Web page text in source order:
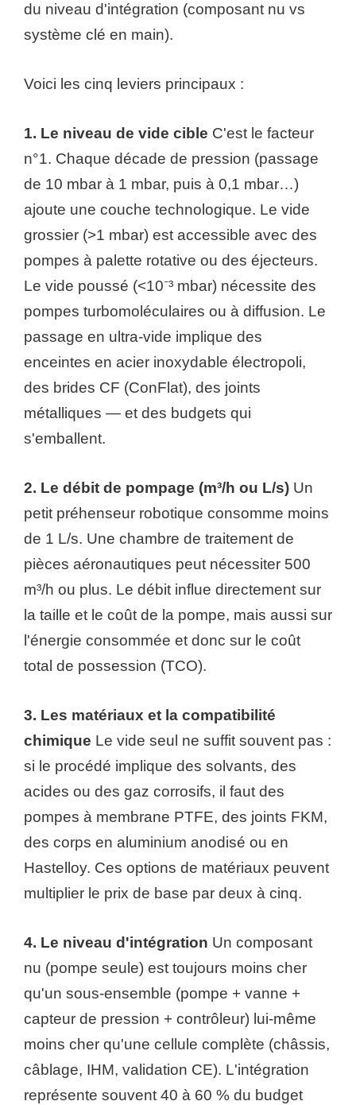
du niveau d'intégration (composant nu vs
système clé en main).
Voici les cinq leviers principaux :
1. Le niveau de vide cible C'est le facteur
n°1. Chaque décade de pression (passage
de 10 mbar à 1 mbar, puis à 0,1 mbar…)
ajoute une couche technologique. Le vide
grossier (>1 mbar) est accessible avec des
pompes à palette rotative ou des éjecteurs.
Le vide poussé (<10⁻³ mbar) nécessite des
pompes turbomoléculaires ou à diffusion. Le
passage en ultra-vide implique des
enceintes en acier inoxydable électropoli,
des brides CF (ConFlat), des joints
métalliques — et des budgets qui
s'emballent.
2. Le débit de pompage (m³/h ou L/s) Un
petit préhenseur robotique consomme moins
de 1 L/s. Une chambre de traitement de
pièces aéronautiques peut nécessiter 500
m³/h ou plus. Le débit influe directement sur
la taille et le coût de la pompe, mais aussi sur
l'énergie consommée et donc sur le coût
total de possession (TCO).
3. Les matériaux et la compatibilité
chimique Le vide seul ne suffit souvent pas :
si le procédé implique des solvants, des
acides ou des gaz corrosifs, il faut des
pompes à membrane PTFE, des joints FKM,
des corps en aluminium anodisé ou en
Hastelloy. Ces options de matériaux peuvent
multiplier le prix de base par deux à cinq.
4. Le niveau d'intégration Un composant
nu (pompe seule) est toujours moins cher
qu'un sous-ensemble (pompe + vanne +
capteur de pression + contrôleur) lui-même
moins cher qu'une cellule complète (châssis,
câblage, IHM, validation CE). L'intégration
représente souvent 40 à 60 % du budget